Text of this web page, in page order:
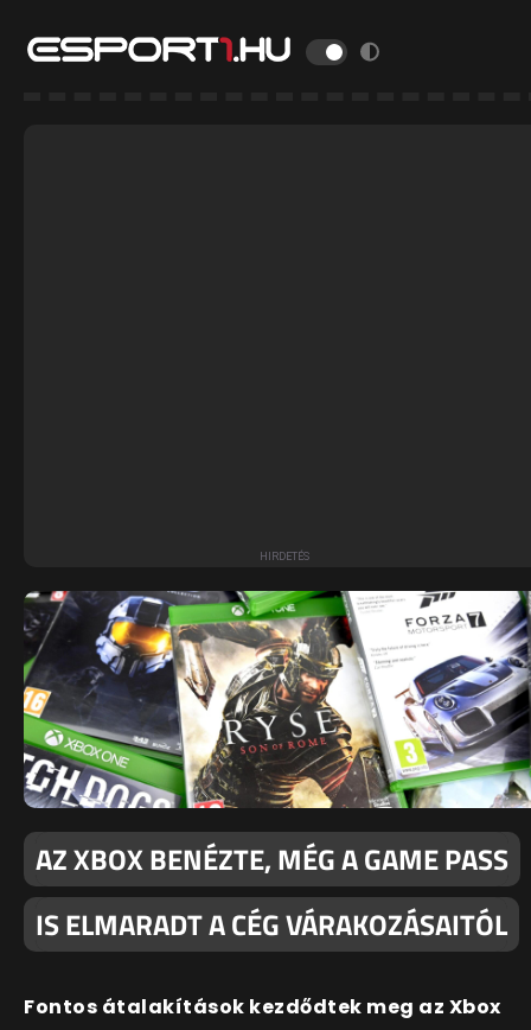
AZ XBOX BENÉZTE, MÉG A GAME PASS
IS ELMARADT A CÉG VÁRAKOZÁSAITÓL
Fontos átalakítások kezdődtek meg az Xbox